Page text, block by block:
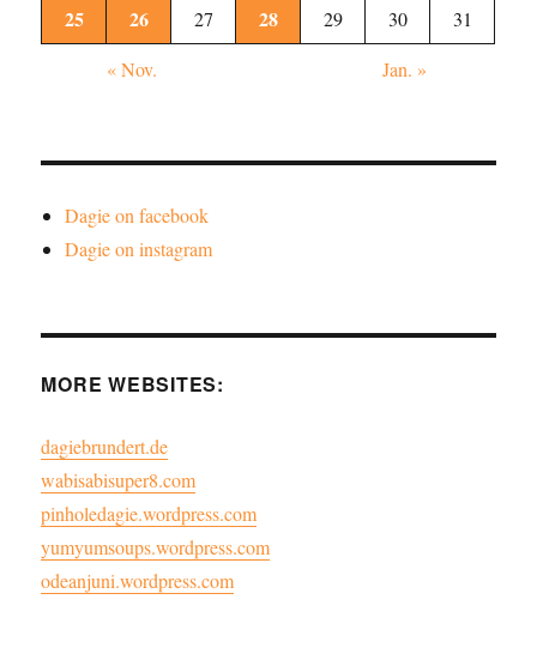
25
26 27 28 29 30
31
« Nov.
Jan. »
Dagie on facebook
Dagie on instagram
MORE WEBSITES:
dagiebrundert.de
wabisabisuper8.com
pinholedagie.wordpress.com
yumyumsoups.wordpress.com
odeanjuni.wordpress.com